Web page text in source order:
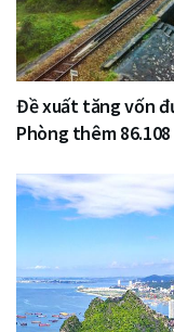
Đề xuất tăng vốn
Phòng thêm